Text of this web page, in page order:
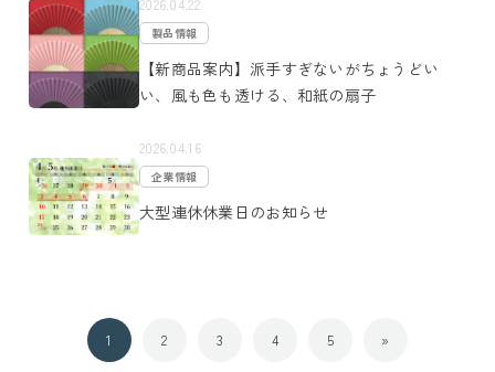
2026.04.22
製品情報
【新商品案内】派手すぎないがちょうどい
い、風も色も透ける、和紙の扇子
2026.04.16
企業情報
大型連休休業日のお知らせ
1 2 3 4 5 »